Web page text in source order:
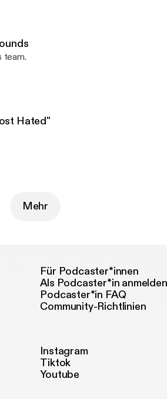
team.
Hated"
Mehr
Für Podcaster*innen
Als Podcaster*in anmelden
Podcaster*in FAQ
Community-Richtlinien
Instagram
Tiktok
Youtube